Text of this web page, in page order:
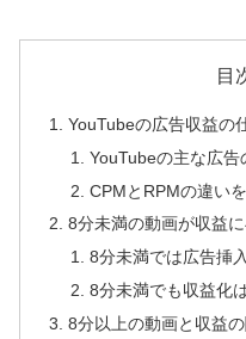
目
YouTubeの広告収益の
YouTubeの主な広告
CPMとRPMの違い
8分未満の動画が収益
8分未満では広告挿
8分未満でも収益化
8分以上の動画と収益